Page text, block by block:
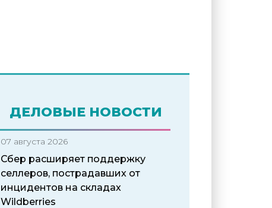
ДЕЛОВЫЕ НОВОСТИ
07 августа 2026
Сбер расширяет поддержку
селлеров, пострадавших от
инцидентов на складах
Wildberries